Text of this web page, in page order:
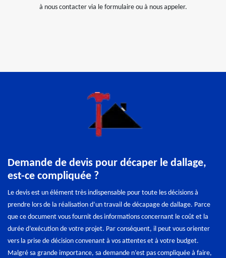
à nous contacter via le formulaire ou à nous appeler.
Demande de devis pour décaper le dallage,
est-ce compliquée ?
Le devis est un élément très indispensable pour toute les décisions à
prendre lors de la réalisation d’un travail de décapage de dallage. Parce
que ce document vous fournit des informations concernant le coût et la
durée d’exécution de votre projet. Par conséquent, il peut vous orienter
vers la prise de décision convenant à vos attentes et à votre budget.
Malgré sa grande importance, sa demande n’est pas compliquée à faire,